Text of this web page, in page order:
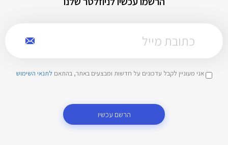
אני מעוניין לקבל עדכונים על חדשות ומבצעים באתר, בהתאם לתנאי השימוש
הרשם עכשיו